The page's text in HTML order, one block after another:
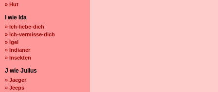
» Hut
I wie Ida
» Ich-liebe-dich
» Ich-vermisse-dich
» Igel
» Indianer
» Insekten
J wie Julius
» Jaeger
» Jeeps